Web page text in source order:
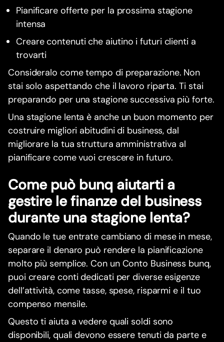
Pianificare offerte per la prossima stagione
intensa
Creare contenuti che aiutino i futuri clienti a
trovarti
Consideralo come tempo di preparazione. Non
stai solo aspettando che il lavoro riparta. Ti stai
preparando per una stagione successiva più forte.
Una stagione lenta è anche un buon momento per
costruire migliori abitudini di business, dal
migliorare la tua struttura amministrativa al
pianificare come vuoi crescere in futuro.
Come può bunq aiutarti a
gestire le finanze del business
durante una stagione lenta?
Quando le tue entrate cambiano di mese in mese,
separare il denaro può rendere la pianificazione
molto più semplice. Con un Conto Business bunq,
puoi creare conti dedicati per diverse esigenze
dell’attività, come tasse, spese, risparmi e il tuo
compenso mensile.
Questo ti aiuta a vedere quali soldi sono
disponibili, quali devono essere tenuti da parte e